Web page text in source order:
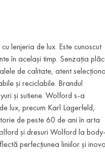
lenjeria de lux. Este cunoscut
în același timp. Senzația
de calitate, atent
și reciclabile. Brandul
și sutiene. Wolford s-a
lux, precum Karl Lagerfeld,
de peste 60 de ani în arta
și dresuri Wolford la
perfecțiunea liniilor și